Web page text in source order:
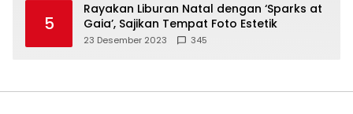
5
Rayakan Liburan Natal dengan ‘Sparks at
Gaia’, Sajikan Tempat Foto Estetik
23 Desember 2023 345